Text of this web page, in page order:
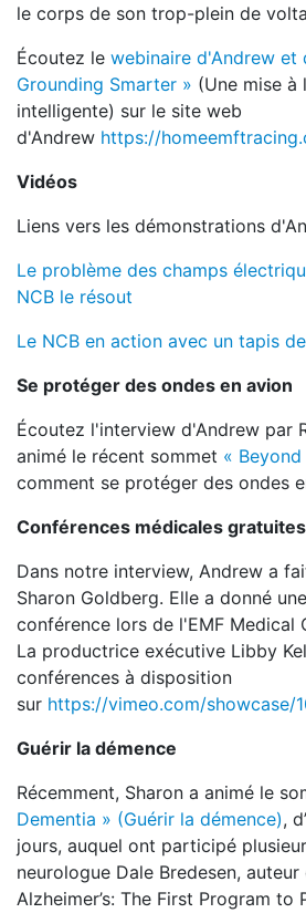
le corps de son trop-plein de
Écoutez le webinaire d'Andrew et
Grounding Smarter » (Une mise à
intelligente) sur le site web
d'Andrew https://
Vidéos
Liens vers les démonstrations
Le problème des champs
NCB le résout
Le NCB en action avec un tapis
Se protéger des ondes en avion
Écoutez l'interview d'Andrew par
animé le récent sommet «
comment se protéger des ondes
Conférences médicales
Dans notre interview, Andrew a
Sharon Goldberg. Elle a donné
conférence lors de l'EMF Medical
La productrice exécutive Libby
conférences à disposition
sur https://vimeo.com/showcase/
Guérir la démence
Récemment, Sharon a animé le
Dementia » (Guérir la démence),
jours, auquel ont participé
neurologue Dale Bredesen,
Alzheimer’s: The First Program to